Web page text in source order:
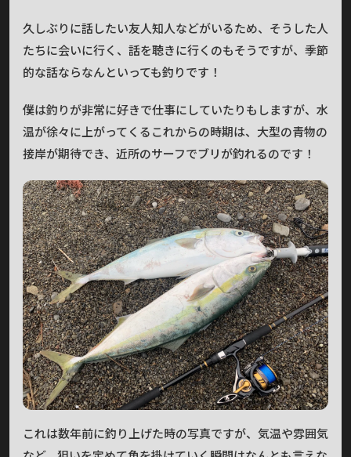
久しぶりに話したい友人知人などがいるため、そうした人
たちに会いに行く、話を聴きに行くのもそうですが、季節
的な話ならなんといっても釣りです！
僕は釣りが非常に好きで仕事にしていたりもしますが、水
温が徐々に上がってくるこれからの時期は、大型の青物の
接岸が期待でき、近所のサーフでブリが釣れるのです！
これは数年前に釣り上げた時の写真ですが、気温や雰囲気